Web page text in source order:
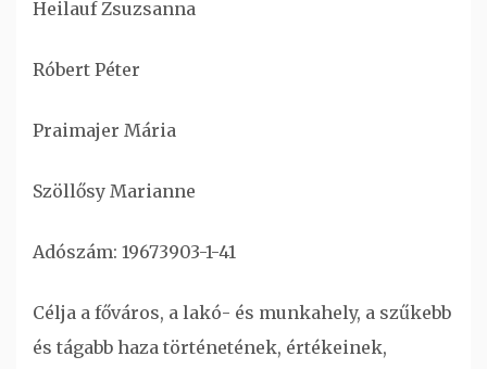
Heilauf Zsuzsanna
Róbert Péter
Praimajer Mária
Szöllősy Marianne
Adószám: 19673903-1-41
Célja a főváros, a lakó- és munkahely, a szűkebb
és tágabb haza történetének, értékeinek,